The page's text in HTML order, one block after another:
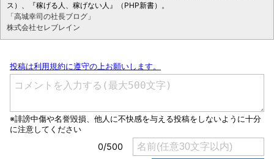
ス）、『稼げる人、稼げない人』（PHP新書）。
「高城幸司の社長ブログ」
株式会社セレブレイン